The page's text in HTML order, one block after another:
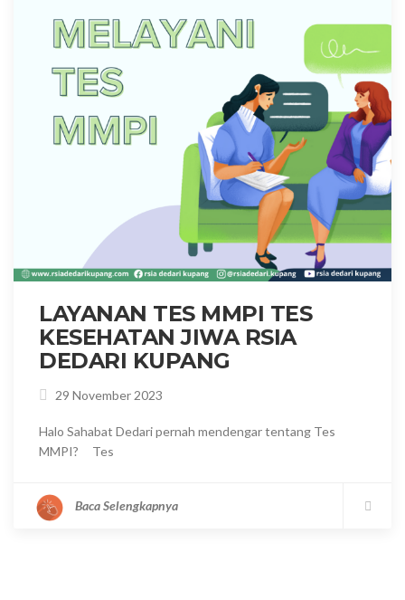
LAYANAN TES MMPI TES
KESEHATAN JIWA RSIA
DEDARI KUPANG
29 November 2023
Halo Sahabat Dedari pernah mendengar tentang Tes
MMPI? Tes
Baca Selengkapnya